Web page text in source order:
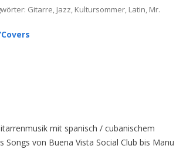
Gitarre, Jazz, Kultursommer, Latin, Mr.
mit spanisch / cubanischem
von Buena Vista Social Club bis Manu